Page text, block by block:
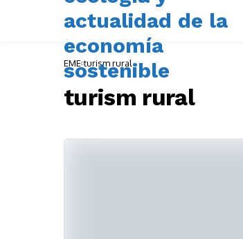
EME turism rural
turism rural